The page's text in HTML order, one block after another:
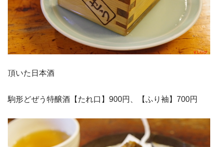
頂いた日本酒
駒形どぜう特醸酒【たれ口】900円、【ふり袖】700円